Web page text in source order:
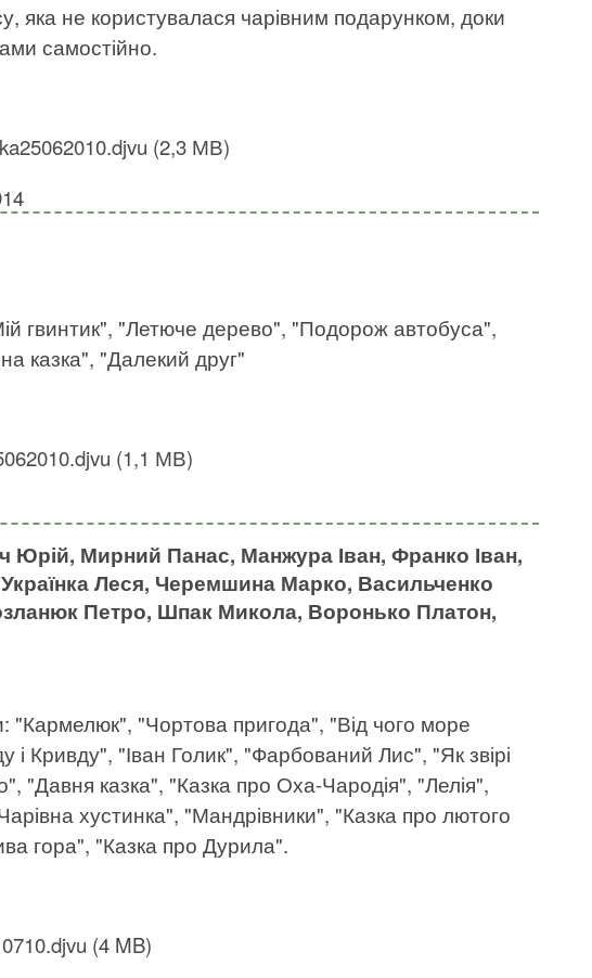
яка не користувалася чарівним подарунком, доки
самостійно.
(2,3 МВ)
гвинтик", "Летюче дерево", "Подорож автобуса",
казка", "Далекий друг"
(1,1 МВ)
Мирний Панас, Манжура Іван, Франко Іван,
Леся, Черемшина Марко, Васильченко
Петро, Шпак Микола, Воронько Платон,
"Кармелюк", "Чортова пригода", "Від чого море
Кривду", "Іван Голик", "Фарбований Лис", "Як звірі
"Давня казка", "Казка про Оха-Чародія", "Лелія",
хустинка", "Мандрівники", "Казка про лютого
гора", "Казка про Дурила".
(4 MB)